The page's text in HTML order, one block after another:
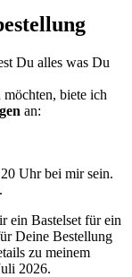
Du alles was Du
biete ich
an:
Uhr bei mir sein.
ein Bastelset für ein
Deine Bestellung
zu meinem
2026.